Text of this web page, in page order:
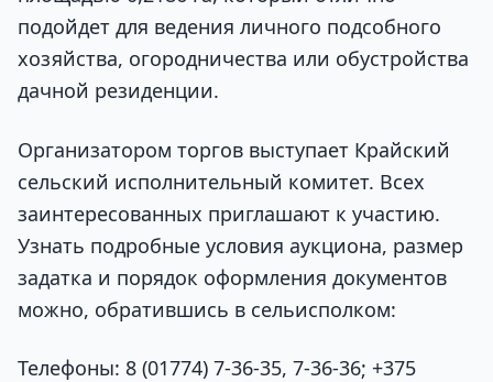
подойдет для ведения личного подсобного
хозяйства, огородничества или обустройства
дачной резиденции.
Организатором торгов выступает Крайский
сельский исполнительный комитет. Всех
заинтересованных приглашают к участию.
Узнать подробные условия аукциона, размер
задатка и порядок оформления документов
можно, обратившись в сельисполком:
Телефоны: 8 (01774) 7-36-35, 7-36-36; +375